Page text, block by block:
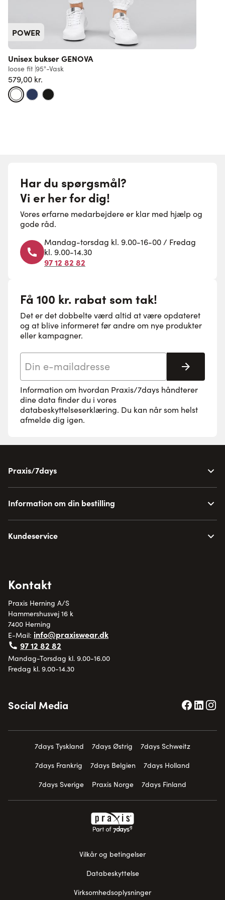
POWER
Unisex bukser GENOVA
loose fit 95°-Vask
579,00 kr.
Har du spørgsmål?
Vi er her for dig!
Vores erfarne medarbejdere er klar med hjælp og
gode råd.
Mandag-torsdag kl. 9.00-16-00 / Fredag
kl. 9.00-14.30
97 12 82 82
Få 100 kr. rabat som tak!
Det er det dobbelte værd altid at være opdateret
og at blive informeret før andre om nye produkter
eller kampagner.
Tilmeld
Information om hvordan Praxis/7days håndterer
dine data finder du i vores
databeskyttelseserklæring. Du kan når som helst
afmelde dig igen.
Praxis/7days
Information om din bestilling
Kundeservice
Kontakt
Praxis Herning A/S
Hammershusvej 16 k
7400 Herning
E-Mail: info@praxiswear.dk
97 12 82 82
Mandag-Torsdag kl. 9.00-16.00
Fredag kl. 9.00-14.30
Social Media
7days Tyskland 7days Østrig
7days Schweitz
7days Frankrig
7days Belgien
7days Holland
7days Sverige
Praxis Norge 7days Finland
Vilkår og betingelser
Databeskyttelse
Virksomhedsoplysninger